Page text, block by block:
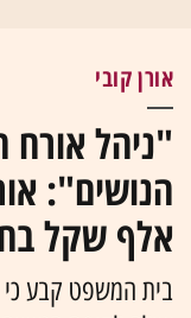
אורן קובי
"ניהל אורח
אלף שקל
בית המשפט קבע כי